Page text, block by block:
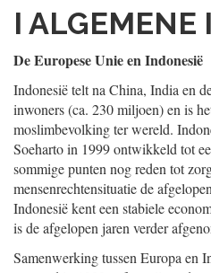
I ALGEMENE
De Europese Unie en Indonesië
Indonesië telt na China, India en
inwoners (ca. 230 miljoen) en is
moslimbevolking ter wereld.
Soeharto in 1999 ontwikkeld tot
sommige punten nog reden tot
mensenrechtensituatie de
Indonesië kent een stabiele
is de afgelopen jaren verder
Samenwerking tussen Europa en